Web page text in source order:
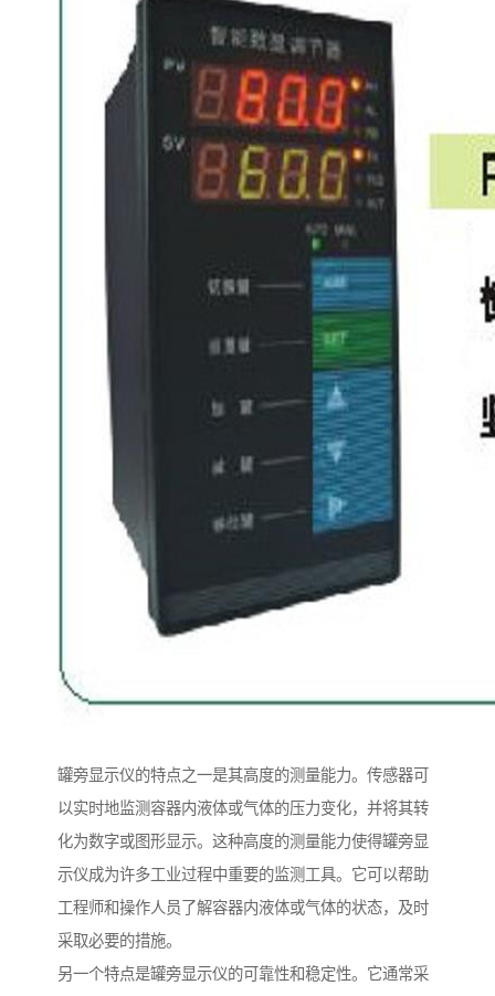
罐旁显示仪的特点之一是其高度的测量能力。传感器可
以实时地监测容器内液体或气体的压力变化，并将其转
化为数字或图形显示。这种高度的测量能力使得罐旁显
示仪成为许多工业过程中重要的监测工具。它可以帮助
工程师和操作人员了解容器内液体或气体的状态，及时
采取必要的措施。
另一个特点是罐旁显示仪的可靠性和稳定性。它通常采